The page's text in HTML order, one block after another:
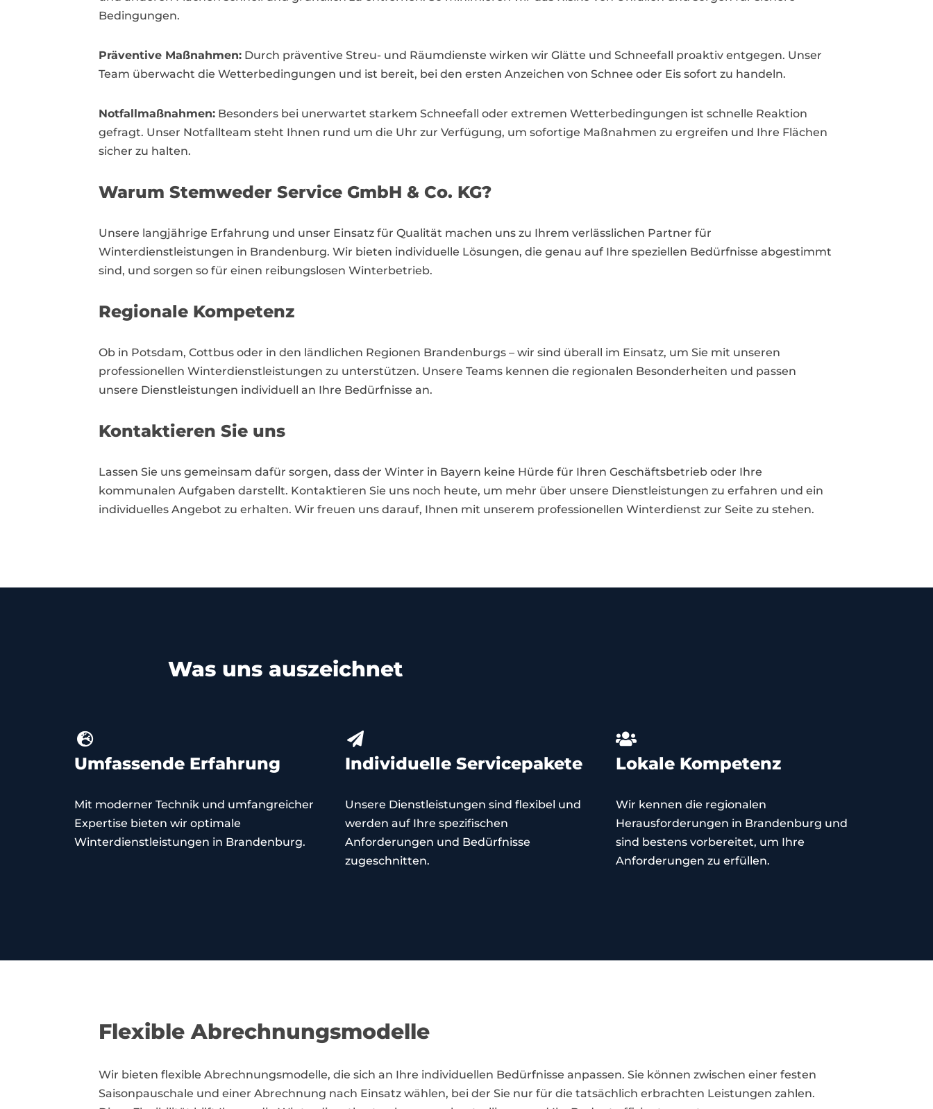
Bedingungen.
Präventive Maßnahmen: Durch präventive Streu- und Räumdienste wirken wir Glätte und Schneefall proaktiv entgegen. Unser
Team überwacht die Wetterbedingungen und ist bereit, bei den ersten Anzeichen von Schnee oder Eis sofort zu handeln.
Notfallmaßnahmen: Besonders bei unerwartet starkem Schneefall oder extremen Wetterbedingungen ist schnelle Reaktion
gefragt. Unser Notfallteam steht Ihnen rund um die Uhr zur Verfügung, um sofortige Maßnahmen zu ergreifen und Ihre Flächen
sicher zu halten.
Warum Stemweder Service GmbH & Co. KG?
Unsere langjährige Erfahrung und unser Einsatz für Qualität machen uns zu Ihrem verlässlichen Partner für
Winterdienstleistungen in Brandenburg. Wir bieten individuelle Lösungen, die genau auf Ihre speziellen Bedürfnisse abgestimmt
sind, und sorgen so für einen reibungslosen Winterbetrieb.
Regionale Kompetenz
Ob in Potsdam, Cottbus oder in den ländlichen Regionen Brandenburgs – wir sind überall im Einsatz, um Sie mit unseren
professionellen Winterdienstleistungen zu unterstützen. Unsere Teams kennen die regionalen Besonderheiten und passen
unsere Dienstleistungen individuell an Ihre Bedürfnisse an.
Kontaktieren Sie uns
Lassen Sie uns gemeinsam dafür sorgen, dass der Winter in Bayern keine Hürde für Ihren Geschäftsbetrieb oder Ihre
kommunalen Aufgaben darstellt. Kontaktieren Sie uns noch heute, um mehr über unsere Dienstleistungen zu erfahren und ein
individuelles Angebot zu erhalten. Wir freuen uns darauf, Ihnen mit unserem professionellen Winterdienst zur Seite zu stehen.
Was uns auszeichnet
Umfassende Erfahrung
Mit moderner Technik und umfangreicher
Expertise bieten wir optimale
Winterdienstleistungen in Brandenburg.
Individuelle Servicepakete
Unsere Dienstleistungen sind flexibel und
werden auf Ihre spezifischen
Anforderungen und Bedürfnisse
zugeschnitten.
Lokale Kompetenz
Wir kennen die regionalen
Herausforderungen in Brandenburg und
sind bestens vorbereitet, um Ihre
Anforderungen zu erfüllen.
Flexible Abrechnungsmodelle
Wir bieten flexible Abrechnungsmodelle, die sich an Ihre individuellen Bedürfnisse anpassen. Sie können zwischen einer festen
Saisonpauschale und einer Abrechnung nach Einsatz wählen, bei der Sie nur für die tatsächlich erbrachten Leistungen zahlen.